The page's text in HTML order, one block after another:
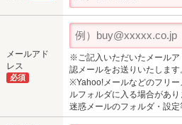
メールアド
レス
必須
※ご記入いただいたメール
認メールをお送りいたします
※Yahoo!メールなどのフリ
ルフォルダに入る場合があり
迷惑メールのフォルダ・設定